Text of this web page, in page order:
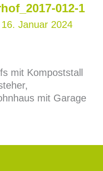
012-1
16. Januar 2024
mit Kompoststall
mit Garage